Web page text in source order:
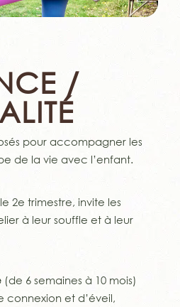
/
pour accompagner les
de la vie avec l’enfant.
2e trimestre, invite les
à leur souffle et à leur
(de 6 semaines à 10 mois)
connexion et d’éveil,